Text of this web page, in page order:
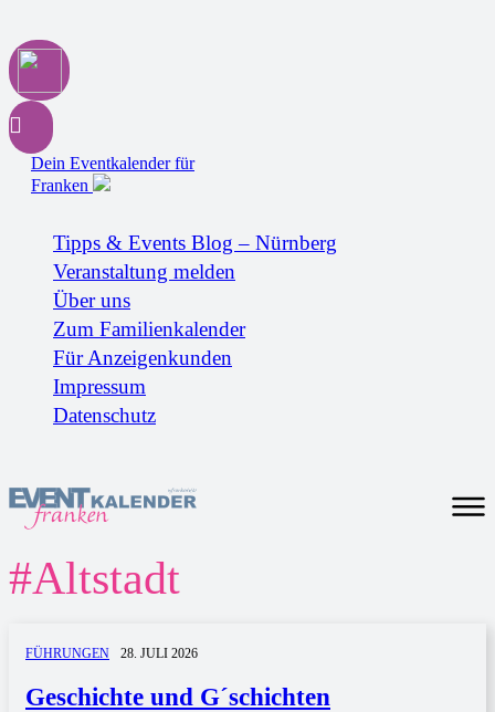
Dein Eventkalender für
Franken
Tipps & Events Blog – Nürnberg
Veranstaltung melden
Über uns
Zum Familienkalender
Für Anzeigenkunden
Impressum
Datenschutz
#Altstadt
FÜHRUNGEN 28. JULI 2026
Geschichte und G´schichten